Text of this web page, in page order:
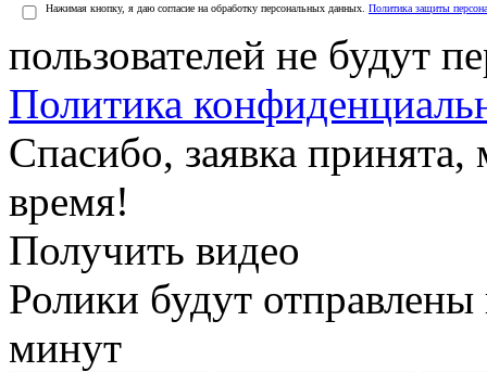
Нажимая кнопку, я даю согласие на обработку персональных данных. Политика защиты
пользователей не будут
Политика
Спасибо, заявка
время!
Получить видео
Ролики будут
минут